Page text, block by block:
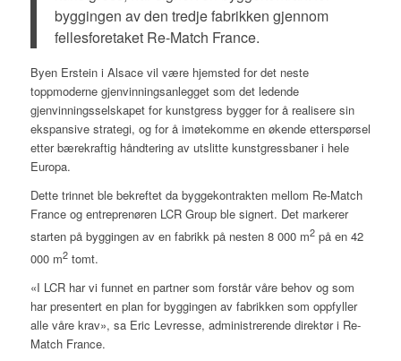
byggingen av den tredje fabrikken gjennom
fellesforetaket Re-Match France.
Byen Erstein i Alsace vil være hjemsted for det neste
toppmoderne gjenvinningsanlegget som det ledende
gjenvinningsselskapet for kunstgress bygger for å realisere sin
ekspansive strategi, og for å imøtekomme en økende etterspørsel
etter bærekraftig håndtering av utslitte kunstgressbaner i hele
Europa.
Dette trinnet ble bekreftet da byggekontrakten mellom Re-Match
France og entreprenøren LCR Group ble signert. Det markerer
starten på byggingen av en fabrikk på nesten 8 000 m2på en 42
000 m2tomt.
«I LCR har vi funnet en partner som forstår våre behov og som
har presentert en plan for byggingen av fabrikken som oppfyller
alle våre krav», sa Eric Levresse, administrerende direktør i Re-
Match France.